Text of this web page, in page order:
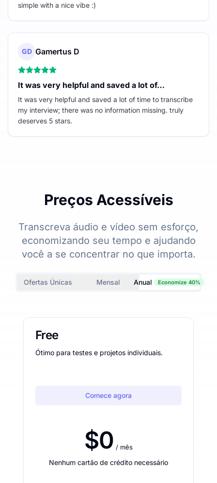
simple with a nice vibe :)
GD Gamertus D
It was very helpful and saved a lot of…
It was very helpful and saved a lot of time to transcribe
my interview; there was no information missing. truly
deserves 5 stars.
Preços Acessíveis
Transcreva áudio e vídeo sem esforço,
economizando seu tempo e ajudando
você a se concentrar no que importa.
Ofertas Únicas Mensal Anual Economize 40%
Free
Ótimo para testes e projetos individuais.
Comece agora
$0 / mês
Nenhum cartão de crédito necessário